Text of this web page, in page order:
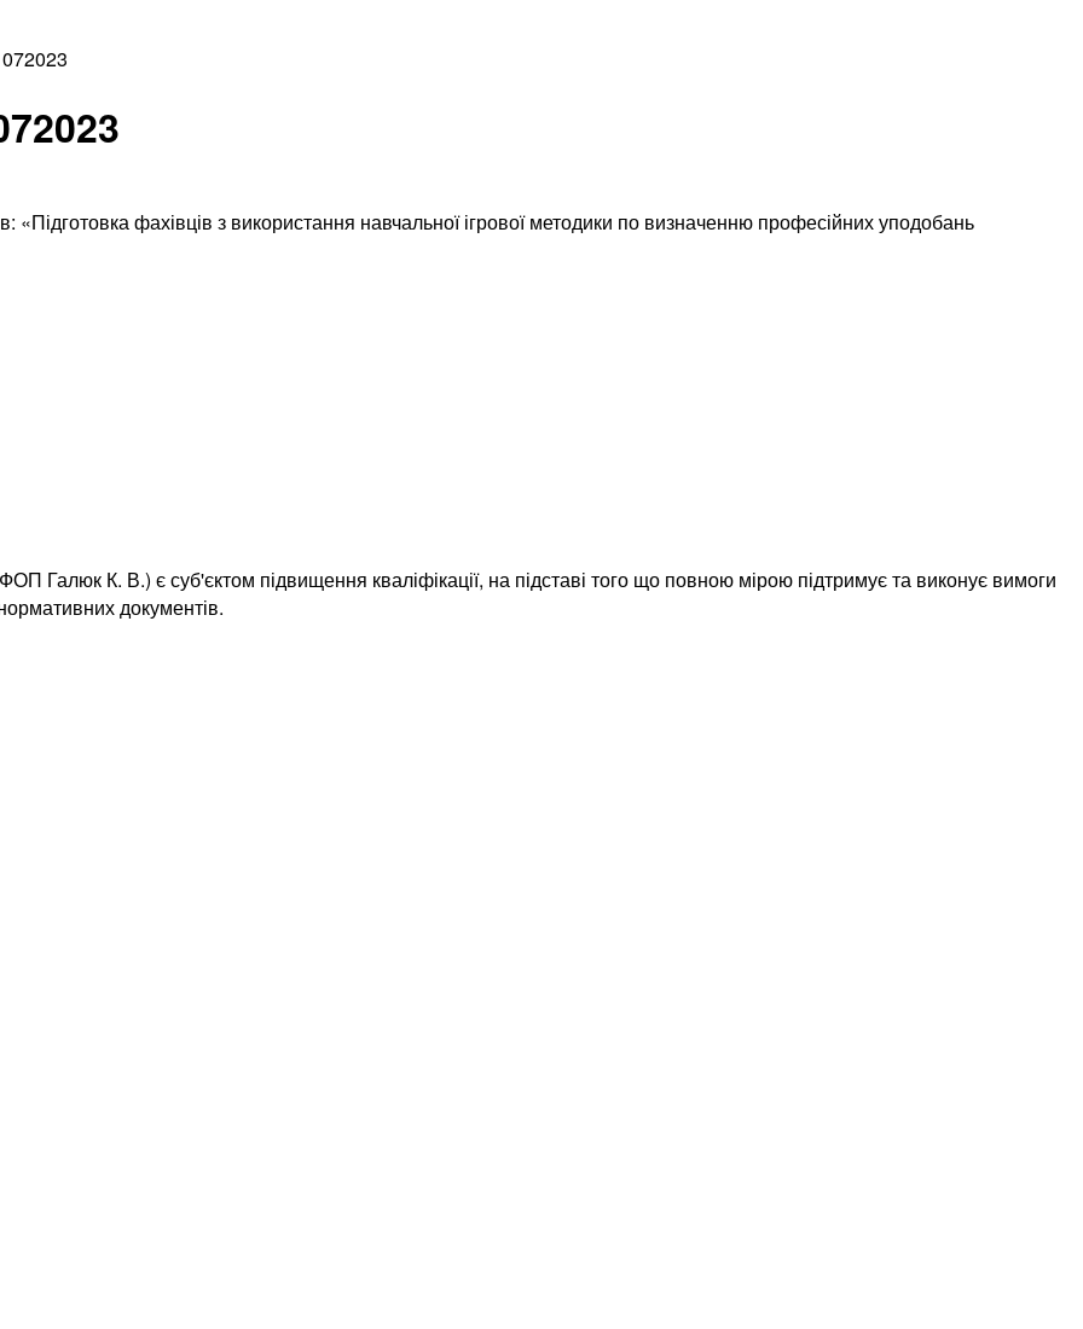
«Підготовка фахівців з використання навчальної ігрової методики по визначенню професійних уподобань
Галюк К. В.) є суб'єктом підвищення кваліфікації, на підставі того що повною мірою підтримує та виконує вимоги
документів.